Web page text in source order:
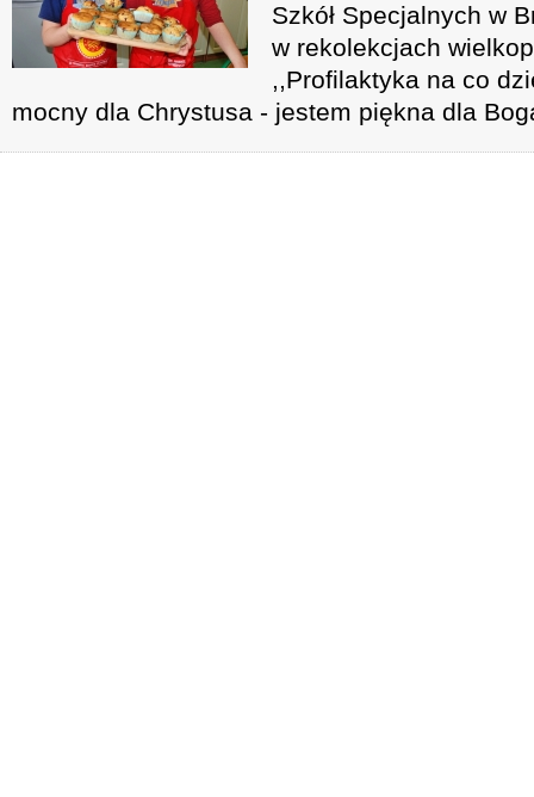
Szkół Specjalnych w
w rekolekcjach
,,Profilaktyka na co
mocny dla Chrystusa - jestem piękna dla